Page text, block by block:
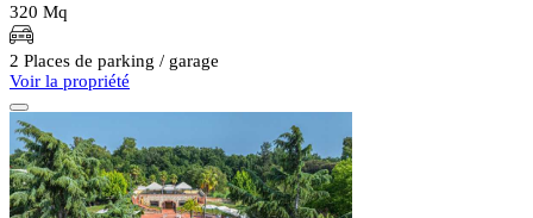
320 Mq
2 Places de parking / garage
Voir la propriété